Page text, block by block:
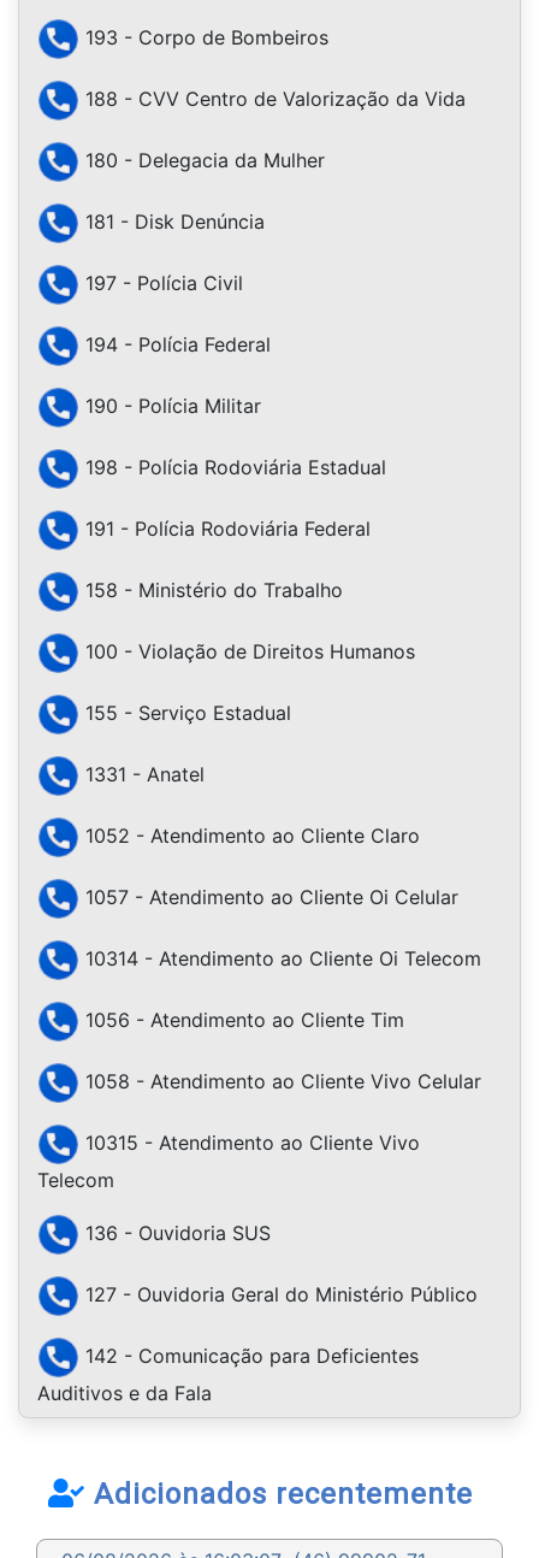
193 - Corpo de Bombeiros
188 - CVV Centro de Valorização da Vida
180 - Delegacia da Mulher
181 - Disk Denúncia
197 - Polícia Civil
194 - Polícia Federal
190 - Polícia Militar
198 - Polícia Rodoviária Estadual
191 - Polícia Rodoviária Federal
158 - Ministério do Trabalho
100 - Violação de Direitos Humanos
155 - Serviço Estadual
1331 - Anatel
1052 - Atendimento ao Cliente Claro
1057 - Atendimento ao Cliente Oi Celular
10314 - Atendimento ao Cliente Oi Telecom
1056 - Atendimento ao Cliente Tim
1058 - Atendimento ao Cliente Vivo Celular
10315 - Atendimento ao Cliente Vivo
Telecom
136 - Ouvidoria SUS
127 - Ouvidoria Geral do Ministério Público
142 - Comunicação para Deficientes
Auditivos e da Fala
Adicionados recentemente